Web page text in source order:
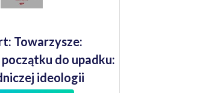
Towarzysze:
do upadku:
ideologii